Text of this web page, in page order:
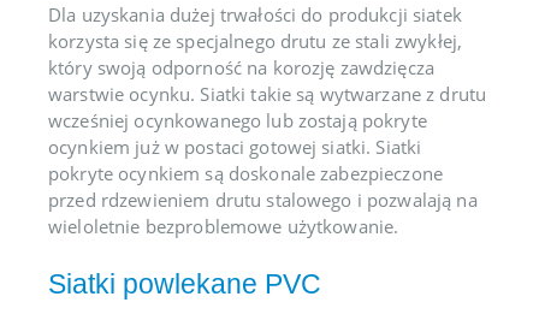
Dla uzyskania dużej trwałości do produkcji siatek
korzysta się ze specjalnego drutu ze stali zwykłej,
który swoją odporność na korozję zawdzięcza
warstwie ocynku. Siatki takie są wytwarzane z drutu
wcześniej ocynkowanego lub zostają pokryte
ocynkiem już w postaci gotowej siatki. Siatki
pokryte ocynkiem są doskonale zabezpieczone
przed rdzewieniem drutu stalowego i pozwalają na
wieloletnie bezproblemowe użytkowanie.
Siatki powlekane PVC